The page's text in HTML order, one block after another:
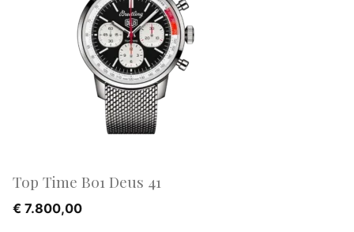
Top Time B01 Deus 41
€ 7.800,00